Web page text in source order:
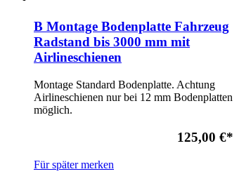
B Montage Bodenplatte Fahrzeug
Radstand bis 3000 mm mit
Airlineschienen
Montage Standard Bodenplatte. Achtung
Airlineschienen nur bei 12 mm Bodenplatten
möglich.
125,00 €*
Für später merken